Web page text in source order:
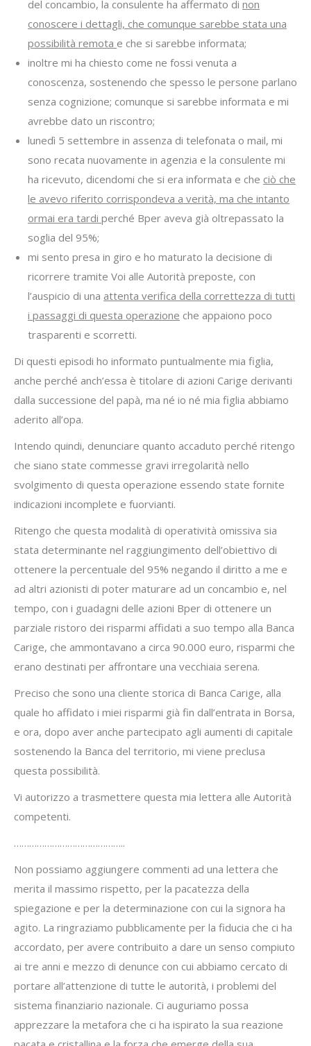
del concambio, la consulente ha affermato di non
conoscere i dettagli, che comunque sarebbe stata una
possibilità remota e che si sarebbe informata;
inoltre mi ha chiesto come ne fossi venuta a
conoscenza, sostenendo che spesso le persone parlano
senza cognizione; comunque si sarebbe informata e mi
avrebbe dato un riscontro;
lunedì 5 settembre in assenza di telefonata o mail, mi
sono recata nuovamente in agenzia e la consulente mi
ha ricevuto, dicendomi che si era informata e che ciò che
le avevo riferito corrispondeva a verità, ma che intanto
ormai era tardi perché Bper aveva già oltrepassato la
soglia del 95%;
mi sento presa in giro e ho maturato la decisione di
ricorrere tramite Voi alle Autorità preposte, con
l’auspicio di una attenta verifica della correttezza di tutti
i passaggi di questa operazione che appaiono poco
trasparenti e scorretti.
Di questi episodi ho informato puntualmente mia figlia,
anche perché anch’essa è titolare di azioni Carige derivanti
dalla successione del papà, ma né io né mia figlia abbiamo
aderito all’opa.
Intendo quindi, denunciare quanto accaduto perché ritengo
che siano state commesse gravi irregolarità nello
svolgimento di questa operazione essendo state fornite
indicazioni incomplete e fuorvianti.
Ritengo che questa modalità di operatività omissiva sia
stata determinante nel raggiungimento dell’obiettivo di
ottenere la percentuale del 95% negando il diritto a me e
ad altri azionisti di poter maturare ad un concambio e, nel
tempo, con i guadagni delle azioni Bper di ottenere un
parziale ristoro dei risparmi affidati a suo tempo alla Banca
Carige, che ammontavano a circa 90.000 euro, risparmi che
erano destinati per affrontare una vecchiaia serena.
Preciso che sono una cliente storica di Banca Carige, alla
quale ho affidato i miei risparmi già fin dall’entrata in Borsa,
e ora, dopo aver anche partecipato agli aumenti di capitale
sostenendo la Banca del territorio, mi viene preclusa
questa possibilità.
Vi autorizzo a trasmettere questa mia lettera alle Autorità
competenti.
……………………………………..
Non possiamo aggiungere commenti ad una lettera che
merita il massimo rispetto, per la pacatezza della
spiegazione e per la determinazione con cui la signora ha
agito. La ringraziamo pubblicamente per la fiducia che ci ha
accordato, per avere contribuito a dare un senso compiuto
ai tre anni e mezzo di denunce con cui abbiamo cercato di
portare all’attenzione di tutte le autorità, i problemi del
sistema finanziario nazionale. Ci auguriamo possa
apprezzare la metafora che ci ha ispirato la sua reazione